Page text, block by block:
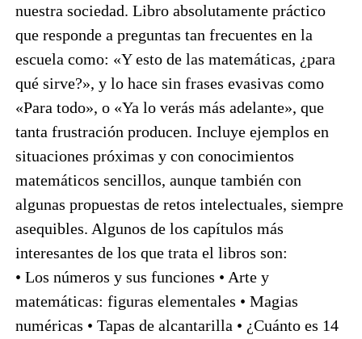
nuestra sociedad. Libro absolutamente práctico
que responde a preguntas tan frecuentes en la
escuela como: «Y esto de las matemáticas, ¿para
qué sirve?», y lo hace sin frases evasivas como
«Para todo», o «Ya lo verás más adelante», que
tanta frustración producen. Incluye ejemplos en
situaciones próximas y con conocimientos
matemáticos sencillos, aunque también con
algunas propuestas de retos intelectuales, siempre
asequibles. Algunos de los capítulos más
interesantes de los que trata el libros son:
• Los números y sus funciones • Arte y
matemáticas: figuras elementales • Magias
numéricas • Tapas de alcantarilla • ¿Cuánto es 14